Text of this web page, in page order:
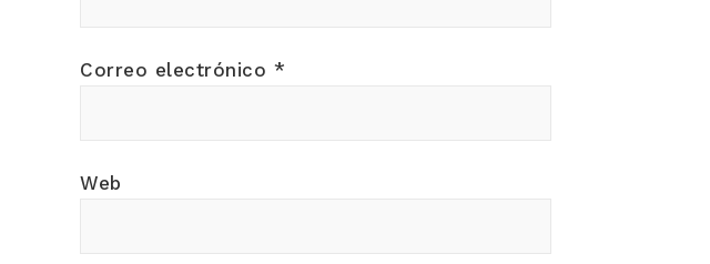
Correo electrónico *
Web